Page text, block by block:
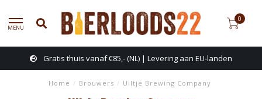
MENU
0
Gratis thuis vanaf €85,- (NL) | Levering aan EU-landen
Home / Brouwers / Uiltje Brewing Company